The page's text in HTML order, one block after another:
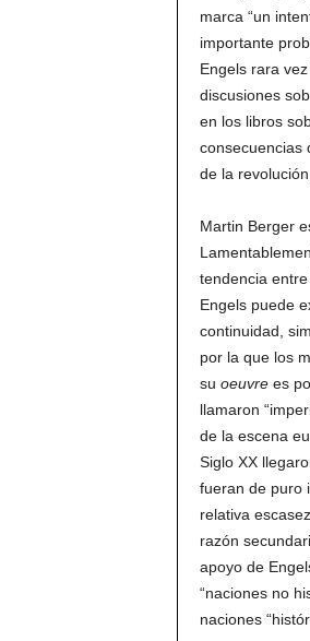
marca “un
importante
Engels rara
discusiones
en los libros
consecuencias
de la
Martin Berger
tendencia
Engels puede
continuidad,
por la que los
su oeuvre es
llamaron
de la escena
Siglo XX
fueran de puro
relativa
razón
apoyo de
“naciones no
naciones